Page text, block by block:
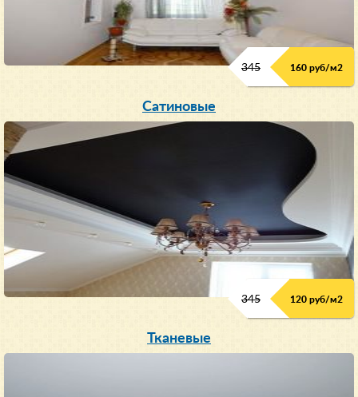
345 160 руб/м2
Сатиновые
345 120 руб/м2
Тканевые